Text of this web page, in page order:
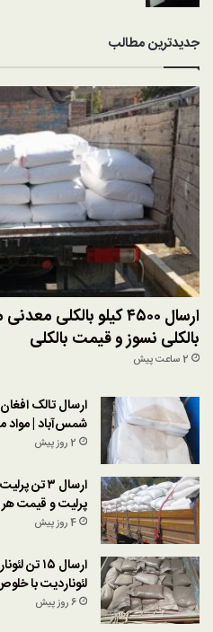
جدیدترین مطالب
ارسال ۴۵۰۰ کیلو
بالکلی نسوز و قیمت بالکلی
2 ساعت پیش
ارسال تالک
شمس‌آباد | مواد
2 روز پیش
ارسال ۳
پرلیت و قیمت
4 روز پیش
ارسال ۱۵
لئوناردیت با خلوص
6 روز پیش